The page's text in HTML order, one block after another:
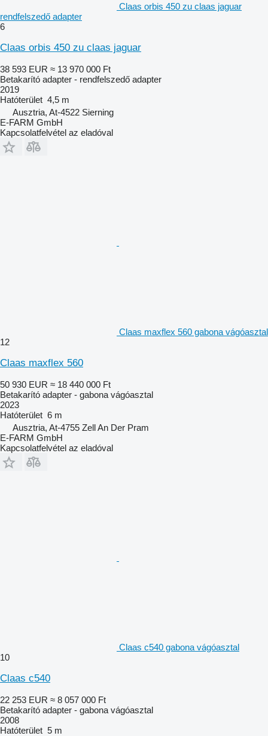
Claas orbis 450 zu claas jaguar
rendfelszedő adapter
6
Claas orbis 450 zu claas jaguar
38 593 EUR ≈ 13 970 000 Ft
Betakarító adapter - rendfelszedő adapter
2019
Hatóterület 4,5 m
Ausztria, At-4522 Sierning
E-FARM GmbH
Kapcsolatfelvétel az eladóval
Claas maxflex 560 gabona vágóasztal
12
Claas maxflex 560
50 930 EUR ≈ 18 440 000 Ft
Betakarító adapter - gabona vágóasztal
2023
Hatóterület 6 m
Ausztria, At-4755 Zell An Der Pram
E-FARM GmbH
Kapcsolatfelvétel az eladóval
Claas c540 gabona vágóasztal
10
Claas c540
22 253 EUR ≈ 8 057 000 Ft
Betakarító adapter - gabona vágóasztal
2008
Hatóterület 5 m